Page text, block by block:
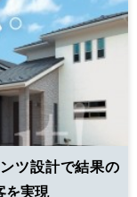
ツ設計で結果の
を実現